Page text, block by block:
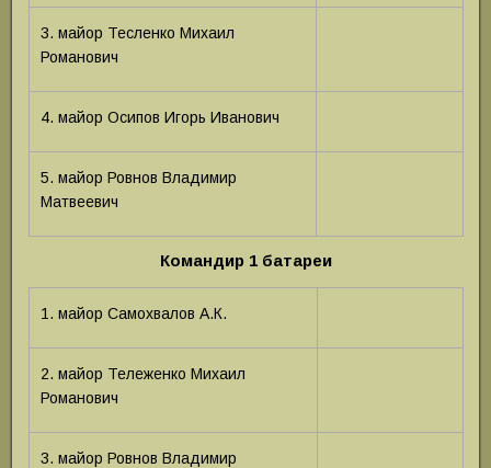
3. майор Тесленко Михаил
Романович
4. майор Осипов Игорь Иванович
5. майор Ровнов Владимир
Матвеевич
Командир 1 батареи
1. майор Самохвалов А.К.
2. майор Тележенко Михаил
Романович
3. майор Ровнов Владимир